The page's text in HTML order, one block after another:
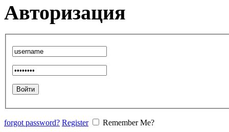
Авторизация
forgot password? Register Remember Me?